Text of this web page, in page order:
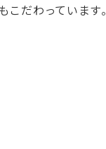
だわっています。